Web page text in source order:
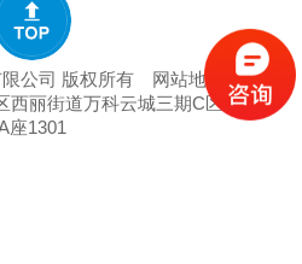
限公司 版权所有 网站地图
西丽街道万科云城三期C区8栋
座1301